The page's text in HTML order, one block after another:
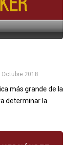
2018
más grande de la
determinar la